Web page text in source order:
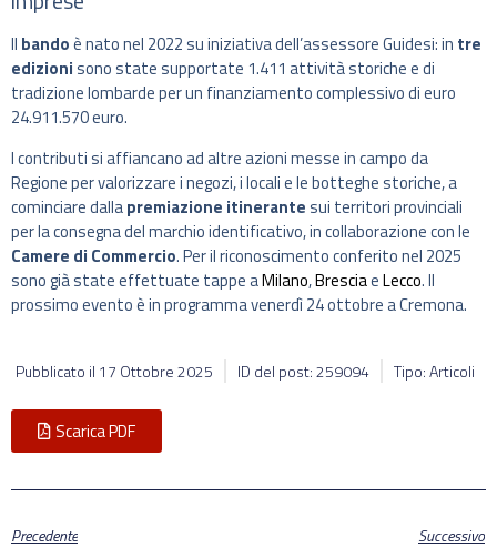
Il bandoè nato nel 2022 su iniziativa dell’assessore Guidesi: in tre
edizionisono state supportate 1.411 attività storiche e di
tradizione lombarde per un finanziamento complessivo di euro
24.911.570 euro.
I contributi si affiancano ad altre azioni messe in campo da
Regione per valorizzare i negozi, i locali e le botteghe storiche, a
cominciare dallapremiazione itinerantesui territori provinciali
per la consegna del marchio identificativo, in collaborazione con le
Camere di Commercio. Per il riconoscimento conferito nel 2025
sono già state effettuate tappe aMilano,BresciaeLecco. Il
prossimo evento è in programma venerdì 24 ottobre a Cremona.
Pubblicato il 17 Ottobre 2025 ID del post: 259094 Tipo: Articoli
Scarica PDF
Precedente Successivo